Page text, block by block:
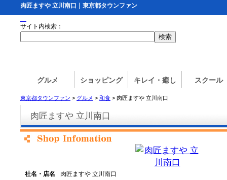
肉匠ますや 立川南口｜東京都タウンファン
サイト内検索：
グルメ ショッピング キレイ・癒し スクール
東京都タウンファン > グルメ > 和食 > 肉匠ますや 立川南口
肉匠ますや 立川南口
社名・店名
肉匠ますや 立川南口